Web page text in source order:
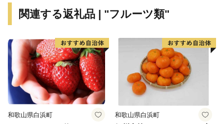
関連する返礼品 | "フルーツ類"
和歌山県白浜町 和歌山県白浜町